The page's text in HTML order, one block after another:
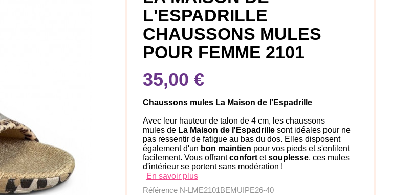
L'ESPADRILLE
CHAUSSONS MULES
POUR FEMME 2101
35,00 €
Chaussons mules La Maison de l'Espadrille
Avec leur hauteur de talon de 4 cm, les chaussons
mules de La Maison de l'Espadrille sont idéales pour ne
pas ressentir de fatigue au bas du dos. Elles disposent
également d'un bon maintien pour vos pieds et s'enfilent
facilement. Vous offrantconfort etsouplesse, ces mules
d'intérieur se portent sans modération !
En savoir plus
Référence N-LME2101BEMUIPE26-40